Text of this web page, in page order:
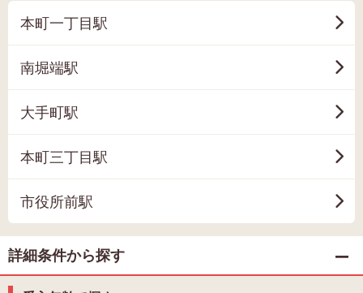
本町一丁目駅
南堀端駅
大手町駅
本町三丁目駅
市役所前駅
詳細条件から探す